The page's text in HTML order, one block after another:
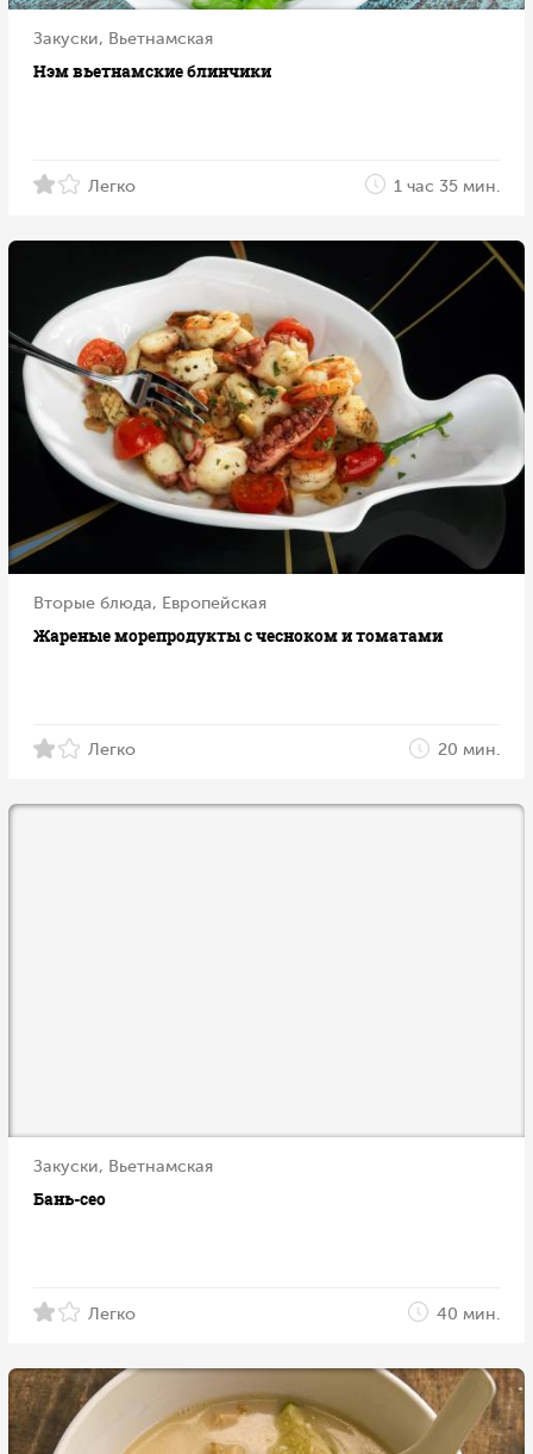
Закуски, Вьетнамская
Нэм вьетнамские блинчики
Легко 1 час 35 мин.
Вторые блюда, Европейская
Жареные морепродукты с чесноком и томатами
Легко 20 мин.
Закуски, Вьетнамская
Бань-сео
Легко 40 мин.